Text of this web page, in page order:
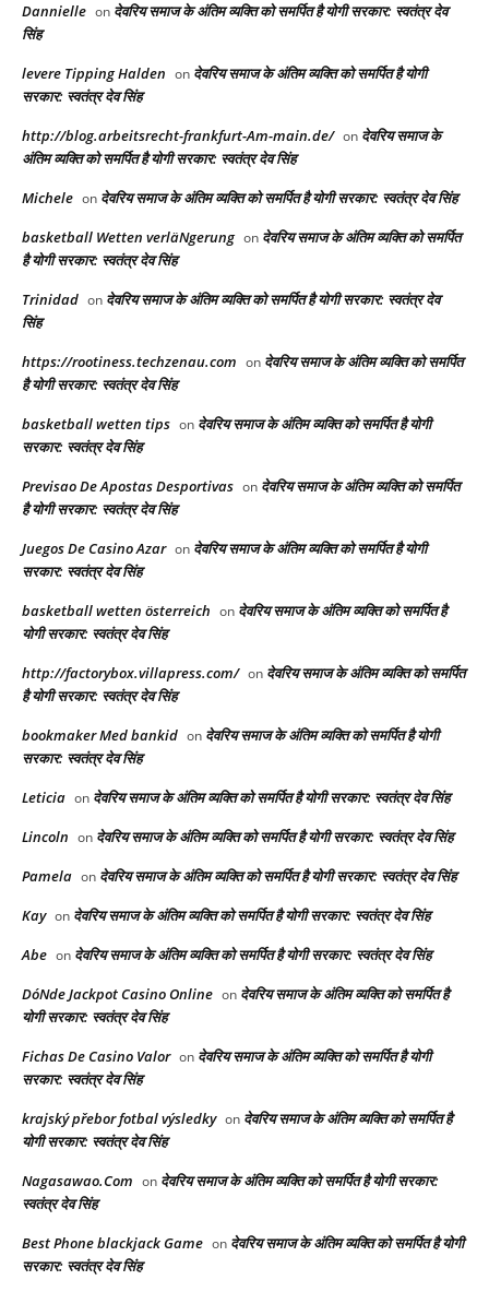
Dannielle on देवरिय समाज के अंतिम व्यक्ति को समर्पित है योगी सरकार: स्वतंत्र देव
सिंह
levere Tipping Halden on देवरिय समाज के अंतिम व्यक्ति को समर्पित है योगी
सरकार: स्वतंत्र देव सिंह
http://blog.arbeitsrecht-frankfurt-Am-main.de/ on देवरिय समाज के
अंतिम व्यक्ति को समर्पित है योगी सरकार: स्वतंत्र देव सिंह
Michele on देवरिय समाज के अंतिम व्यक्ति को समर्पित है योगी सरकार: स्वतंत्र देव सिंह
basketball Wetten verläNgerung on देवरिय समाज के अंतिम व्यक्ति को समर्पित
है योगी सरकार: स्वतंत्र देव सिंह
Trinidad on देवरिय समाज के अंतिम व्यक्ति को समर्पित है योगी सरकार: स्वतंत्र देव
सिंह
https://rootiness.techzenau.com on देवरिय समाज के अंतिम व्यक्ति को समर्पित
है योगी सरकार: स्वतंत्र देव सिंह
basketball wetten tips on देवरिय समाज के अंतिम व्यक्ति को समर्पित है योगी
सरकार: स्वतंत्र देव सिंह
Previsao De Apostas Desportivas on देवरिय समाज के अंतिम व्यक्ति को समर्पित
है योगी सरकार: स्वतंत्र देव सिंह
Juegos De Casino Azar on देवरिय समाज के अंतिम व्यक्ति को समर्पित है योगी
सरकार: स्वतंत्र देव सिंह
basketball wetten österreich on देवरिय समाज के अंतिम व्यक्ति को समर्पित है
योगी सरकार: स्वतंत्र देव सिंह
http://factorybox.villapress.com/ on देवरिय समाज के अंतिम व्यक्ति को समर्पित
है योगी सरकार: स्वतंत्र देव सिंह
bookmaker Med bankid on देवरिय समाज के अंतिम व्यक्ति को समर्पित है योगी
सरकार: स्वतंत्र देव सिंह
Leticia on देवरिय समाज के अंतिम व्यक्ति को समर्पित है योगी सरकार: स्वतंत्र देव सिंह
Lincoln on देवरिय समाज के अंतिम व्यक्ति को समर्पित है योगी सरकार: स्वतंत्र देव सिंह
Pamela on देवरिय समाज के अंतिम व्यक्ति को समर्पित है योगी सरकार: स्वतंत्र देव सिंह
Kay on देवरिय समाज के अंतिम व्यक्ति को समर्पित है योगी सरकार: स्वतंत्र देव सिंह
Abe on देवरिय समाज के अंतिम व्यक्ति को समर्पित है योगी सरकार: स्वतंत्र देव सिंह
DóNde Jackpot Casino Online on देवरिय समाज के अंतिम व्यक्ति को समर्पित है
योगी सरकार: स्वतंत्र देव सिंह
Fichas De Casino Valor on देवरिय समाज के अंतिम व्यक्ति को समर्पित है योगी
सरकार: स्वतंत्र देव सिंह
krajský přebor fotbal výsledky on देवरिय समाज के अंतिम व्यक्ति को समर्पित है
योगी सरकार: स्वतंत्र देव सिंह
Nagasawao.Com on देवरिय समाज के अंतिम व्यक्ति को समर्पित है योगी सरकार:
स्वतंत्र देव सिंह
Best Phone blackjack Game on देवरिय समाज के अंतिम व्यक्ति को समर्पित है योगी
सरकार: स्वतंत्र देव सिंह